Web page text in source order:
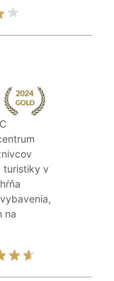
turistiky v
na